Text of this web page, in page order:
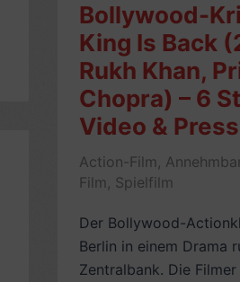
Bollywood-
King Is Back
Rukh Khan,
Chopra) – 6
Video &
Action-Film ,
Film , Spielfilm
Der Bollywood-
Berlin in einem Drama
Zentralbank. Die